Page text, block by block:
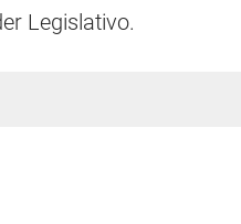
Legislativo.